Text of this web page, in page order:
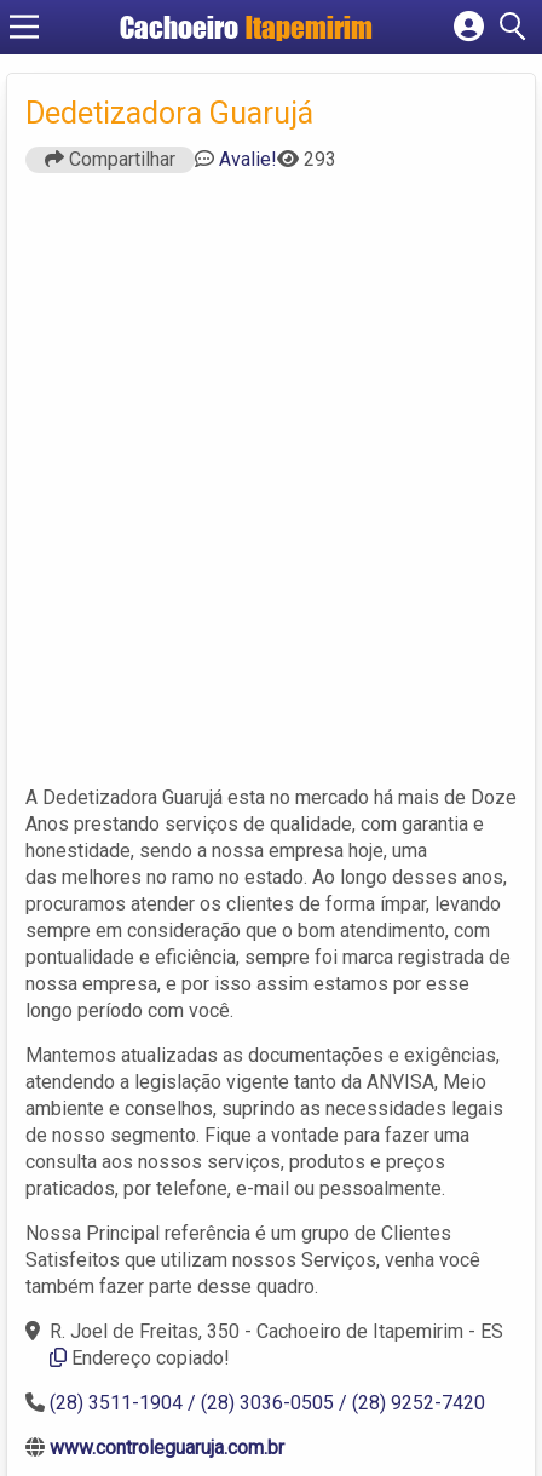
Cachoeiro Itapemirim
Cadastrar empresa
Criar conta
Dedetizadora Guarujá
Compartilhar Avalie! 293
A Dedetizadora Guarujá esta no mercado há mais de Doze
Anos prestando serviços de qualidade, com garantia e
honestidade, sendo a nossa empresa hoje, uma
das melhores no ramo no estado. Ao longo desses anos,
procuramos atender os clientes de forma ímpar, levando
sempre em consideração que o bom atendimento, com
pontualidade e eficiência, sempre foi marca registrada de
nossa empresa, e por isso assim estamos por esse
longo período com você.
Mantemos atualizadas as documentações e exigências,
atendendo a legislação vigente tanto da ANVISA, Meio
ambiente e conselhos, suprindo as necessidades legais
de nosso segmento. Fique a vontade para fazer uma
consulta aos nossos serviços, produtos e preços
praticados, por telefone, e-mail ou pessoalmente.
Nossa Principal referência é um grupo de Clientes
Satisfeitos que utilizam nossos Serviços, venha você
também fazer parte desse quadro.
R. Joel de Freitas, 350 - Cachoeiro de Itapemirim - ES
Endereço copiado!
(28) 3511-1904 / (28) 3036-0505 / (28) 9252-7420
www.controleguaruja.com.br